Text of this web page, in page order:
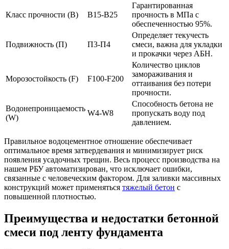
Класс прочности (B) B15-B25
Гарантированная
прочность в МПа с
обеспеченностью 95%.
Подвижность (П) П3-П4
Определяет текучесть
смеси, важна для укладки
и прокачки через АБН.
Морозостойкость (F) F100-F200
Количество циклов
замораживания и
оттаивания без потери
прочности.
Водонепроницаемость
(W)
W4-W8
Способность бетона не
пропускать воду под
давлением.
Правильное водоцементное отношение обеспечивает
оптимальное время затвердевания и минимизирует риск
появления усадочных трещин. Весь процесс производства на
нашем РБУ автоматизирован, что исключает ошибки,
связанные с человеческим фактором. Для заливки массивных
конструкций может применяться тяжелый бетон с
повышенной плотностью.
Преимущества и недостатки бетонной
смеси под ленту фундамента